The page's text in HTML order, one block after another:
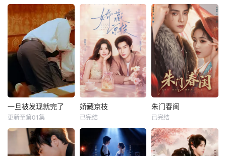
一旦被发现就完了
更新至第01集
娇藏京枝
已完结
朱门春闺
已完结